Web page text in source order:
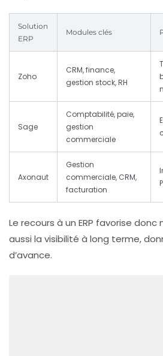
Solution
ERP
Modules clés
Zoho
CRM, finance,
gestion stock, RH
Sage
Comptabilité, paie,
gestion
commerciale
Axonaut
Gestion
commerciale, CRM,
facturation
Le recours à un ERP favorise
aussi la visibilité à long terme,
d’avance.